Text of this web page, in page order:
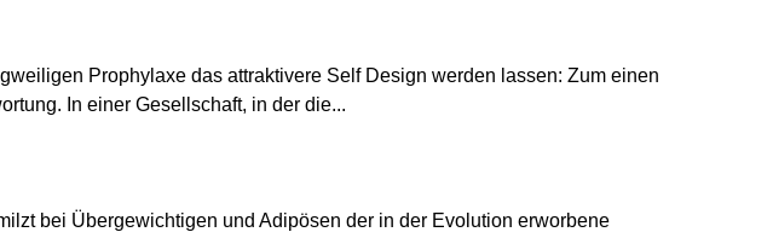
Prophylaxe das attraktivere Self Design werden lassen: Zum einen
In einer Gesellschaft, in der die...
bei Übergewichtigen und Adipösen der in der Evolution erworbene